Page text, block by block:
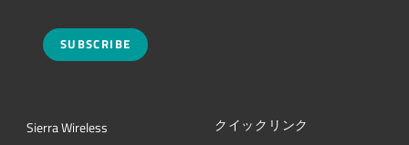
SUBSCRIBE
Sierra Wireless
クイックリンク